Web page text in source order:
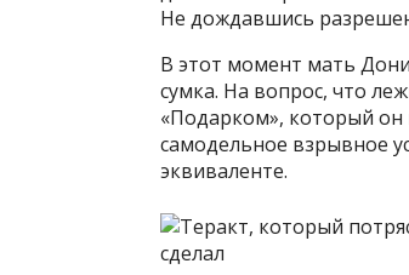
Не дождавшись
В этот момент мать
сумка. На вопрос, что
«Подарком», который он
самодельное взрывное
эквиваленте.